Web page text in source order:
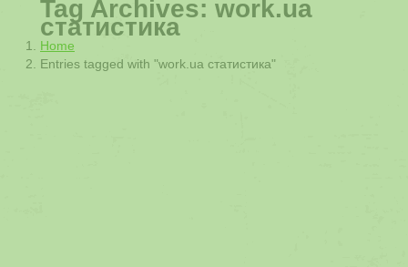
Tag Archives: work.ua
статистика
You are here:
Home
Entries tagged with "work.ua статистика"